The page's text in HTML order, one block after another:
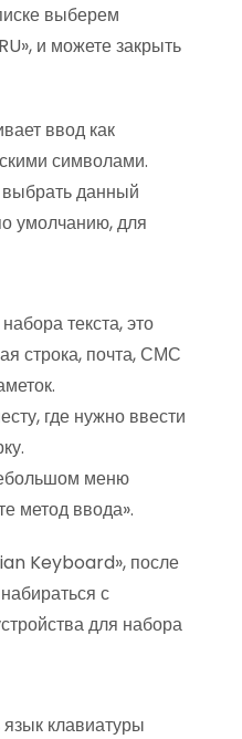
выберем
и можете закрыть
ввод как
символами.
данный
умолчанию, для
текста, это
строка, почта, СМС
где нужно ввести
меню
метод ввода».
Keyboard», после
с
для набора
клавиатуры